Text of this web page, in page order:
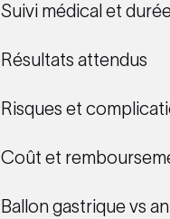
Suivi médical et
Résultats attendus
Risques et
Coût et
Ballon gastrique vs